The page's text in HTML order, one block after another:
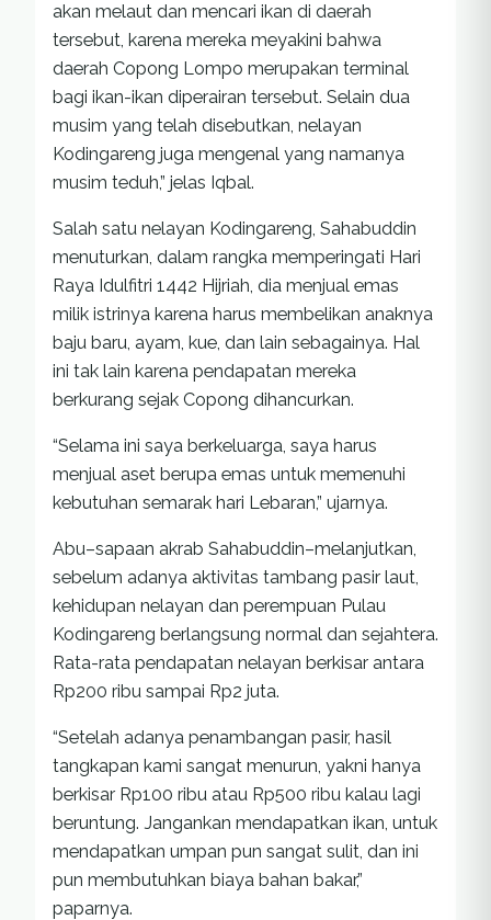
akan melaut dan mencari ikan di daerah
tersebut, karena mereka meyakini bahwa
daerah Copong Lompo merupakan terminal
bagi ikan-ikan diperairan tersebut. Selain dua
musim yang telah disebutkan, nelayan
Kodingareng juga mengenal yang namanya
musim teduh,” jelas Iqbal.
Salah satu nelayan Kodingareng, Sahabuddin
menuturkan, dalam rangka memperingati Hari
Raya Idulfitri 1442 Hijriah, dia menjual emas
milik istrinya karena harus membelikan anaknya
baju baru, ayam, kue, dan lain sebagainya. Hal
ini tak lain karena pendapatan mereka
berkurang sejak Copong dihancurkan.
“Selama ini saya berkeluarga, saya harus
menjual aset berupa emas untuk memenuhi
kebutuhan semarak hari Lebaran,” ujarnya.
Abu–sapaan akrab Sahabuddin–melanjutkan,
sebelum adanya aktivitas tambang pasir laut,
kehidupan nelayan dan perempuan Pulau
Kodingareng berlangsung normal dan sejahtera.
Rata-rata pendapatan nelayan berkisar antara
Rp200 ribu sampai Rp2 juta.
“Setelah adanya penambangan pasir, hasil
tangkapan kami sangat menurun, yakni hanya
berkisar Rp100 ribu atau Rp500 ribu kalau lagi
beruntung. Jangankan mendapatkan ikan, untuk
mendapatkan umpan pun sangat sulit, dan ini
pun membutuhkan biaya bahan bakar,”
paparnya.